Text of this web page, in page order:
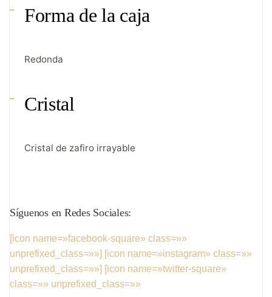
Forma de la caja
Redonda
Cristal
Cristal de zafiro irrayable
Síguenosen Redes Sociales:
[icon name=»facebook-square» class=»»
unprefixed_class=»»] [icon name=»instagram» class=»»
unprefixed_class=»»] [icon name=»twitter-square»
class=»» unprefixed_class=»»